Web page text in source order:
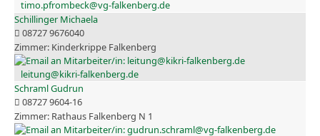
timo.pfrombeck@vg-falkenberg.de
Schillinger Michaela
08727 9676040
Kinderkrippe Falkenberg
leitung@kikri-falkenberg.de
Schraml Gudrun
08727 9604-16
Rathaus Falkenberg N 1